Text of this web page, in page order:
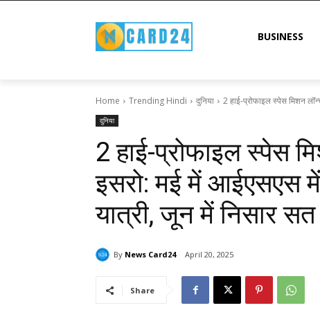
BUSINESS
Home Trending Hindi दुनिया 2 हाई-प्रोफाइल स्पेस मिशन
दुनिया
2 हाई-प्रोफाइल स्पेस
इसरो: मई में आईएसएस में
यात्री, जून में निसार
By News Card24 April 20, 2025
Share